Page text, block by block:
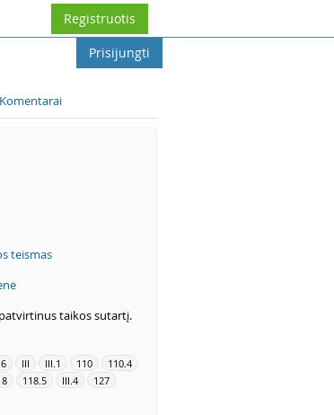
Registruotis
Prisijungti
Komentarai
teismas
taikos sutartį.
III III.1 110
110.4
118.5 III.4
127